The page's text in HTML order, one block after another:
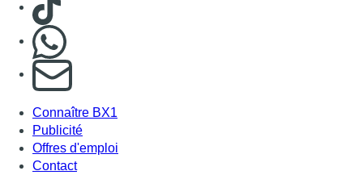
S'abonner à notre newsletter
Connaître BX1
Publicité
Offres d'emploi
Contact